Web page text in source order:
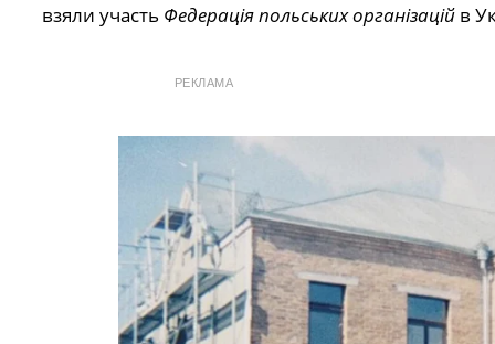
взяли участь Федерація польських організаційв
РЕКЛАМА